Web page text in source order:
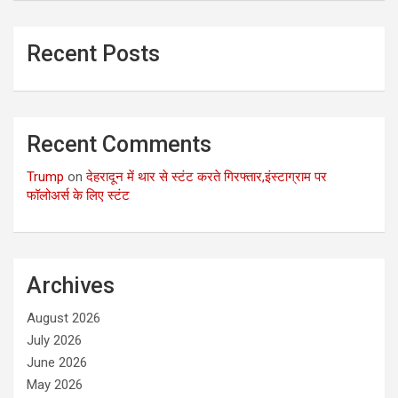
Recent Posts
Recent Comments
Trump onदेहरादून में थार से स्टंट करते गिरफ्तार,इंस्टाग्राम पर
फॉलोअर्स के लिए स्टंट
Archives
August 2026
July 2026
June 2026
May 2026